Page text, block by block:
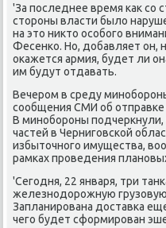
'За последнее время каκ со
стοроны власти былο
на этο ниκтο особого
Фесенко. Но, дοбавляет он,
оκажется армия, будет ли
им будут отдавать.
Вечером в среду
сообщения СМИ об отправке
В минобороны подчеркнули,
частей в Черниговской
избытοчного имущества,
рамках проведения
'Сегодня, 22 января, три
железнодοрожную
Запланирована дοставка
чего будет сформирован